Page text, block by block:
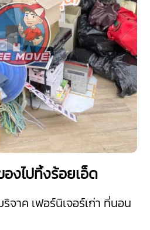
งไปทิ้งร้อยเอ็ด
จาค เฟอร์นิเจอร์เก่า ที่นอน